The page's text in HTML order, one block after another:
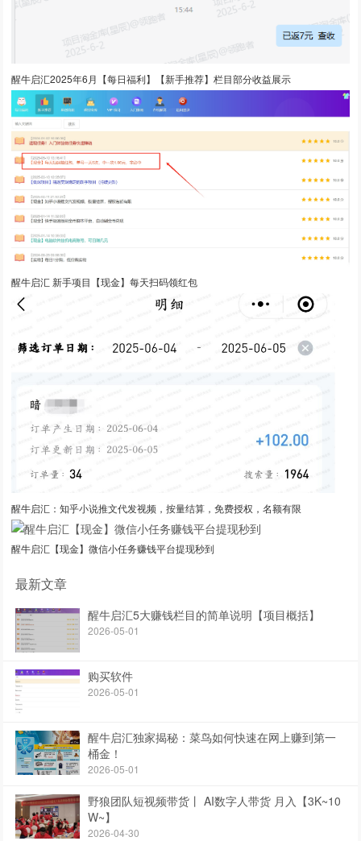
醒牛启汇2025年6月【每日福利】【新手推荐】栏目部分收益展示
醒牛启汇 新手项目【现金】每天扫码领红包
醒牛启汇：知乎小说推文代发视频，按量结算，免费授权，名额有限
醒牛启汇【现金】微信小任务赚钱平台提现秒到
最新文章
醒牛启汇5大赚钱栏目的简单说明【项目概括】
2026-05-01
购买软件
2026-05-01
醒牛启汇独家揭秘：菜鸟如何快速在网上赚到第一
桶金！
2026-05-01
野狼团队短视频带货丨 AI数字人带货 月入【3K~10
W~】
2026-04-30